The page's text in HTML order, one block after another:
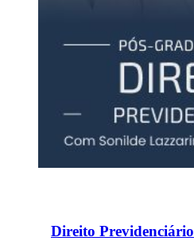
Direito Previdenciário